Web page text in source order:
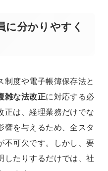
に分かりやすく
制度や電子帳簿保存法と
雑な法改正に対応する必
正は、経理業務だけでな
響を与えるため、全スタ
不可欠です。しかし、要
したりするだけでは、社